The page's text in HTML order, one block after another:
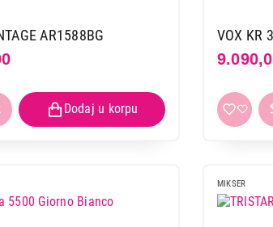
AR1588BG VOX KR
MIKSER